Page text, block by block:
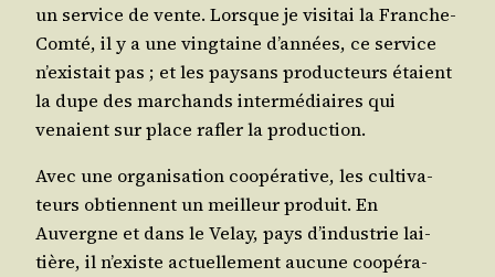
un ser­vice de vente. Lorsque je visi­tai la Franche-
Com­té, il y a une ving­taine d’an­nées, ce ser­vice
n’exis­tait pas ; et les pay­sans pro­duc­teurs étaient
la dupe des mar­chands inter­mé­diaires qui
venaient sur place rafler la production.
Avec une orga­ni­sa­tion coopé­ra­tive, les culti­va­
teurs obtiennent un meilleur pro­duit. En
Auvergne et dans le Velay, pays d’in­dus­trie lai­
tière, il n’existe actuel­le­ment aucune coopé­ra­